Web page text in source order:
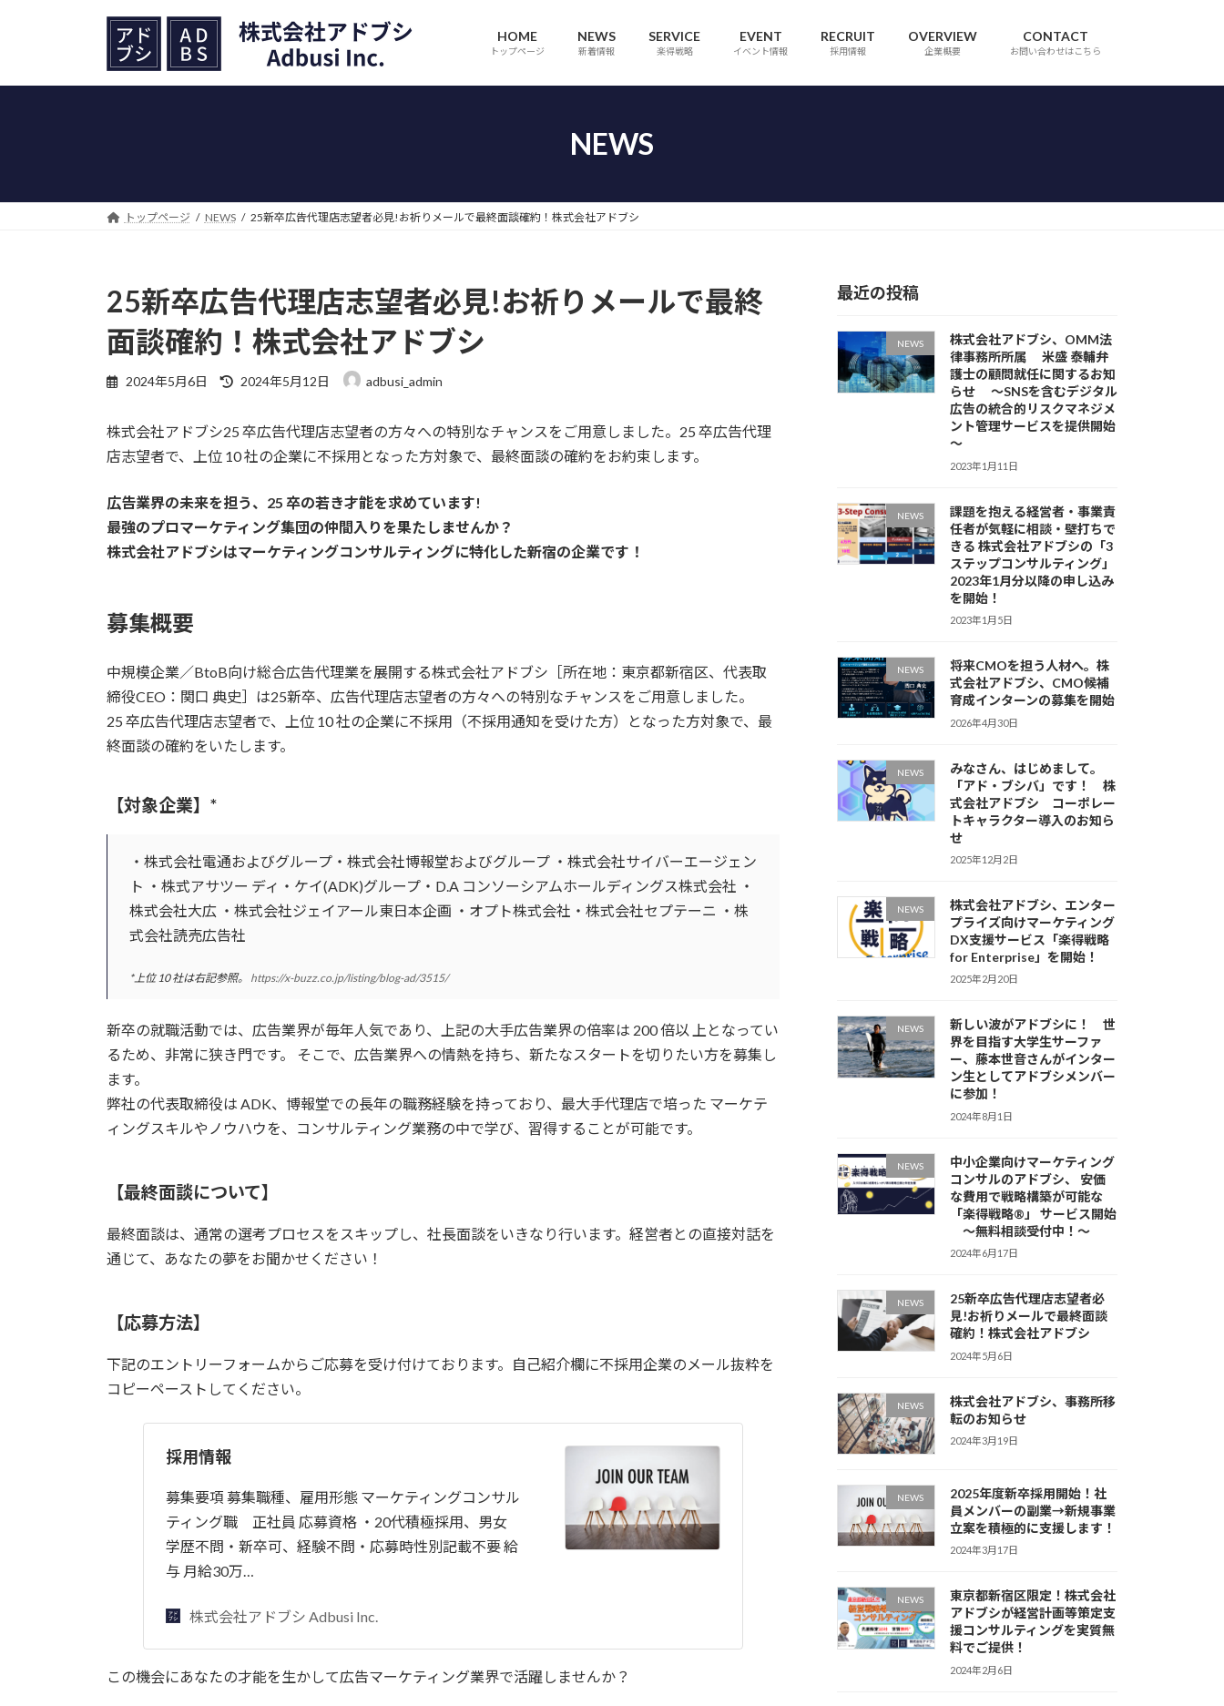
プ
動
HOME
トップページ
NEWS
新着情報
SERVICE
楽得戦略
EVENT
イベント情報
RECRUIT
採用情報
OVERVIEW
企業概要
CONTACT
お問い合わせはこちら
NEWS
トップページ NEWS 25新卒広告代理店志望者必見!お祈りメールで最終面談確約！株式会社アドブシ
25新卒広告代理店志望者必見!お祈りメールで最終
面談確約！株式会社アドブシ
2024年5月6日
最
新
日
2024年5月12日 adbusi_admin
株式会社アドブシ25 卒広告代理店志望者の方々への特別なチャンスをご用意しました。25 卒広告代理
店志望者で、上位 10 社の企業に不採用となった方対象で、最終面談の確約をお約束します。
広告業界の未来を担う、25 卒の若き才能を求めています!
最強のプロマーケティング集団の仲間入りを果たしませんか？
株式会社アドブシはマーケティングコンサルティングに特化した新宿の企業です！
募集概要
中規模企業／BtoB向け総合広告代理業を展開する株式会社アドブシ［所在地：東京都新宿区、代表取
締役CEO：関口 典史］は25新卒、広告代理店志望者の方々への特別なチャンスをご用意しました。
25 卒広告代理店志望者で、上位 10 社の企業に不採用（不採用通知を受けた方）となった方対象で、最
終面談の確約をいたします。
【対象企業】*
・株式会社電通およびグループ・株式会社博報堂およびグループ ・株式会社サイバーエージェン
ト ・株式アサツー ディ・ケイ(ADK)グループ・D.A コンソーシアムホールディングス株式会社 ・
株式会社大広 ・株式会社ジェイアール東日本企画 ・オプト株式会社・株式会社セプテーニ ・株
式会社読売広告社
*上位 10 社は右記参照。 https://x-buzz.co.jp/listing/blog-ad/3515/
新卒の就職活動では、広告業界が毎年人気であり、上記の大手広告業界の倍率は 200 倍以 上となってい
るため、非常に狭き門です。 そこで、広告業界への情熱を持ち、新たなスタートを切りたい方を募集し
ます。
弊社の代表取締役は ADK、博報堂での⻑年の職務経験を持っており、最大手代理店で培った マーケテ
ィングスキルやノウハウを、コンサルティング業務の中で学び、習得することが可能です。
【最終面談について】
最終面談は、通常の選考プロセスをスキップし、社長面談をいきなり行います。経営者との直接対話を
通じて、あなたの夢をお聞かせください！
【応募方法】
下記のエントリーフォームからご応募を受け付けております。自己紹介欄に不採用企業のメール抜粋を
コピーペーストしてください。
採用情報
募集要項 募集職種、雇用形態 マーケティングコンサル
ティング職 正社員 応募資格 ・20代積極採用、男女
学歴不問・新卒可、経験不問・応募時性別記載不要 給
与 月給30万…
株式会社アドブシ Adbusi Inc.
この機会にあなたの才能を生かして広告マーケティング業界で活躍しませんか？
最近の投稿
NEWS
株式会社アドブシ、OMM法
律事務所所属 米盛 泰輔弁
護士の顧問就任に関するお知
らせ ～SNSを含むデジタル
広告の統合的リスクマネジメ
ント管理サービスを提供開始
～
2023年1月11日
NEWS
課題を抱える経営者・事業責
任者が気軽に相談・壁打ちで
きる 株式会社アドブシの「3
ステップコンサルティング」
2023年1月分以降の申し込み
を開始！
2023年1月5日
NEWS
将来CMOを担う人材へ。株
式会社アドブシ、CMO候補
育成インターンの募集を開始
2026年4月30日
NEWS
みなさん、はじめまして。
「アド・ブシバ」です！ 株
式会社アドブシ コーポレー
トキャラクター導入のお知ら
せ
2025年12月2日
NEWS
株式会社アドブシ、エンター
プライズ向けマーケティング
DX支援サービス「楽得戦略
for Enterprise」を開始！
2025年2月20日
NEWS
新しい波がアドブシに！ 世
界を目指す大学生サーファ
ー、藤本世音さんがインター
ン生としてアドブシメンバー
に参加！
2024年8月1日
NEWS
中小企業向けマーケティング
コンサルのアドブシ、 安価
な費用で戦略構築が可能な
「楽得戦略®️」 サービス開始
〜無料相談受付中！〜
2024年6月17日
NEWS
25新卒広告代理店志望者必
見!お祈りメールで最終面談
確約！株式会社アドブシ
2024年5月6日
NEWS
株式会社アドブシ、事務所移
転のお知らせ
2024年3月19日
NEWS
2025年度新卒採用開始！社
員メンバーの副業→新規事業
立案を積極的に支援します！
2024年3月17日
NEWS
東京都新宿区限定！株式会社
アドブシが経営計画等策定支
援コンサルティングを実質無
料でご提供！
2024年2月6日